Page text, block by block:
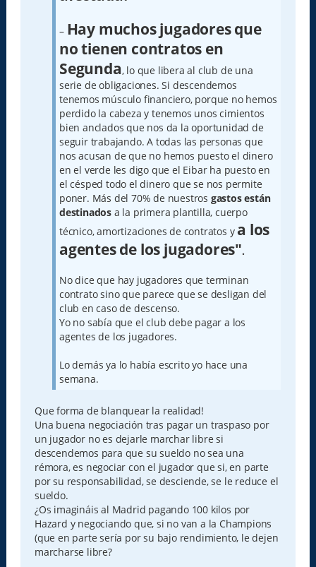
– Hay muchos jugadores que
no tienen contratos en
Segunda, lo que libera al club de una
serie de obligaciones. Si descendemos
tenemos músculo financiero, porque no hemos
perdido la cabeza y tenemos unos cimientos
bien anclados que nos da la oportunidad de
seguir trabajando. A todas las personas que
nos acusan de que no hemos puesto el dinero
en el verde les digo que el Eibar ha puesto en
el césped todo el dinero que se nos permite
poner. Más del 70% de nuestros gastos están
destinados a la primera plantilla, cuerpo
técnico, amortizaciones de contratos y a los
agentes de los jugadores".
No dice que hay jugadores que terminan
contrato sino que parece que se desligan del
club en caso de descenso.
Yo no sabía que el club debe pagar a los
agentes de los jugadores.
Lo demás ya lo había escrito yo hace una
semana.
Que forma de blanquear la realidad!
Una buena negociación tras pagar un traspaso por
un jugador no es dejarle marchar libre si
descendemos para que su sueldo no sea una
rémora, es negociar con el jugador que si, en parte
por su responsabilidad, se desciende, se le reduce el
sueldo.
¿Os imagináis al Madrid pagando 100 kilos por
Hazard y negociando que, si no van a la Champions
(que en parte sería por su bajo rendimiento, le dejen
marcharse libre?